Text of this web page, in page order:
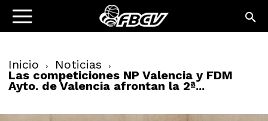
Inicio Noticias
Las competiciones NP Valencia y FDM
Ayto. de Valencia afrontan la 2ª...